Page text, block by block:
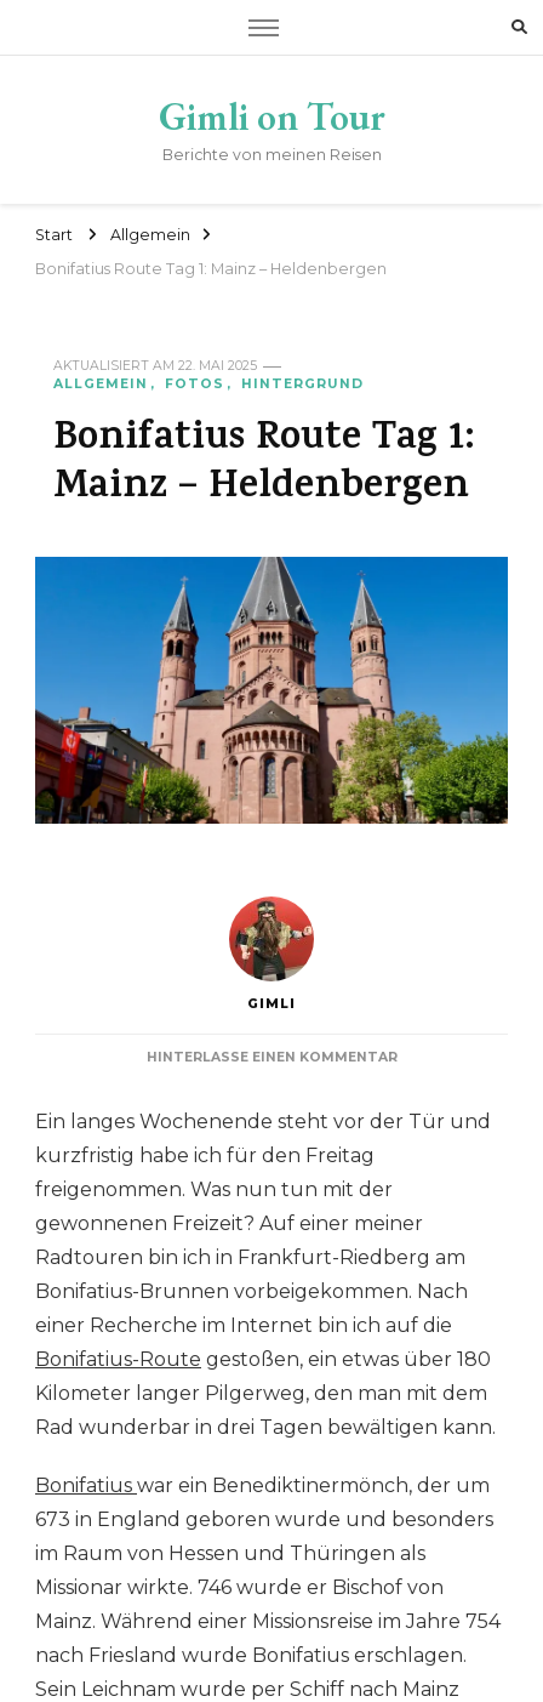
Gimli on Tour
Berichte von meinen Reisen
Start
Allgemein
Bonifatius Route Tag 1: Mainz – Heldenbergen
AKTUALISIERT AM 22. MAI 2025
ALLGEMEIN
FOTOS HINTERGRUND
Bonifatius Route Tag 1:
Mainz – Heldenbergen
GIMLI
HINTERLASSE EINEN KOMMENTARZU
TAG
Ein langes Wochenende steht vor der Tür und
kurzfristig habe ich für den Freitag
freigenommen. Was nun tun mit der
gewonnenen Freizeit? Auf einer meiner
Radtouren bin ich in Frankfurt-Riedberg am
Bonifatius-Brunnen vorbeigekommen. Nach
einer Recherche im Internet bin ich auf die
Bonifatius-Route gestoßen, ein etwas über 180
Kilometer langer Pilgerweg, den man mit dem
Rad wunderbar in drei Tagen bewältigen kann.
Bonifatius war ein Benediktinermönch, der um
673 in England geboren wurde und besonders
im Raum von Hessen und Thüringen als
Missionar wirkte. 746 wurde er Bischof von
Mainz. Während einer Missionsreise im Jahre 754
nach Friesland wurde Bonifatius erschlagen.
Sein Leichnam wurde per Schiff nach Mainz